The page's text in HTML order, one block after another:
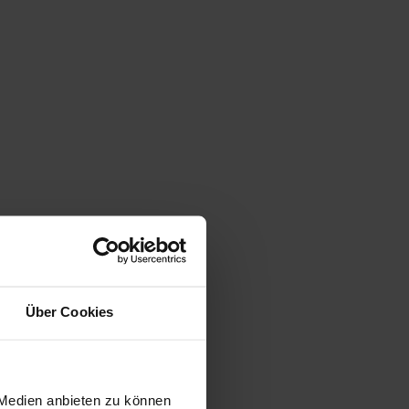
Über Cookies
anbieten zu können